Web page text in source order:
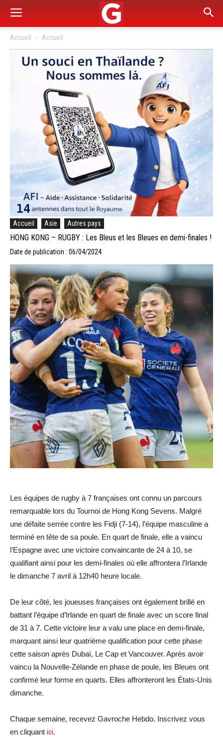
Accueil Accueil
Accueil Asie Autres pays
HONG KONG – RUGBY : Les Bleus et les Bleues en demi-finales !
Date de publication : 06/04/2024
Les équipes de rugby à 7 françaises ont connu un parcours
remarquable lors du Tournoi de Hong Kong Sevens. Malgré
une défaite serrée contre les Fidji (7-14), l’équipe masculine a
terminé en tête de sa poule. En quart de finale, elle a vaincu
l’Espagne avec une victoire convaincante de 24 à 10, se
qualifiant ainsi pour les demi-finales où elle affrontera l’Irlande
le dimanche 7 avril à 12h40 heure locale.
De leur côté, les joueuses françaises ont également brillé en
battant l’équipe d’Irlande en quart de finale avec un score final
de 31 à 7. Cette victoire leur a valu une place en demi-finale,
marquant ainsi leur quatrième qualification pour cette phase
cette saison après Dubaï, Le Cap et Vancouver. Après avoir
vaincu la Nouvelle-Zélande en phase de poule, les Bleues ont
confirmé leur forme en quarts. Elles affronteront les États-Unis
dimanche.
Chaque semaine, recevez Gavroche Hebdo. Inscrivez vous
en cliquant ici.